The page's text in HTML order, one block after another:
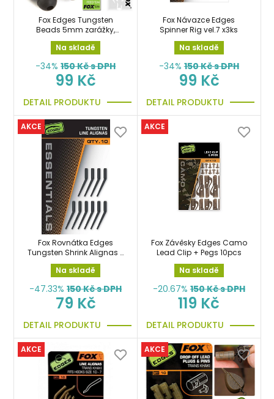
Fox Edges Tungsten
Beads 5mm zarážky,
gumové stoppery
Na skladě
-34% 150Kč s DPH
99 Kč
DETAIL PRODUKTU
Fox Návazce Edges
Spinner Rig vel.7 x3ks
Na skladě
-34% 150Kč s DPH
99 Kč
DETAIL PRODUKTU
AKCE
Fox Rovnátka Edges
Tungsten Shrink Alignas x
10ks zátěžová
Na skladě
-47.33% 150Kč s DPH
79 Kč
DETAIL PRODUKTU
AKCE
Fox Závěsky Edges Camo
Lead Clip + Pegs 10pcs
Na skladě
-20.67% 150Kč s DPH
119 Kč
DETAIL PRODUKTU
AKCE AKCE